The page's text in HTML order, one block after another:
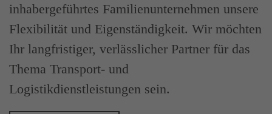
inhabergeführtes Familienunternehmen unsere
Flexibilität und Eigenständigkeit. Wir möchten
Ihr langfristiger, verlässlicher Partner für das
Thema Transport- und
Logistikdienstleistungen sein.